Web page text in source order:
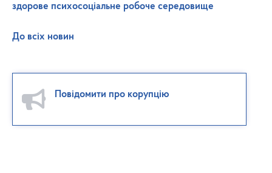
здорове психосоціальне робоче середовище
До всіх новин
Повідомити про корупцію